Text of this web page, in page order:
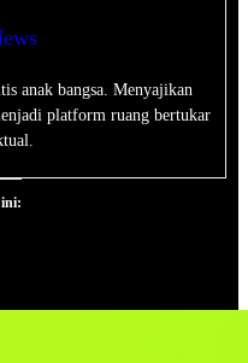
anak bangsa. Menyajikan
platform ruang bertukar